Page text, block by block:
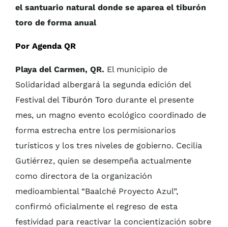
el santuario natural donde se aparea el tiburón
toro de forma anual
Por Agenda QR
Playa del Carmen, QR. El municipio de
Solidaridad albergará la segunda edición del
Festival del Tiburón Toro durante el presente
mes, un magno evento ecológico coordinado de
forma estrecha entre los permisionarios
turísticos y los tres niveles de gobierno. Cecilia
Gutiérrez, quien se desempeña actualmente
como directora de la organización
medioambiental “Baalché Proyecto Azul”,
confirmó oficialmente el regreso de esta
festividad para reactivar la concientización sobre